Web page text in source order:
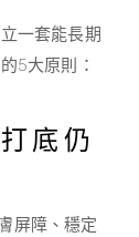
一套能長期
5大原則：
底仍
屏障、穩定